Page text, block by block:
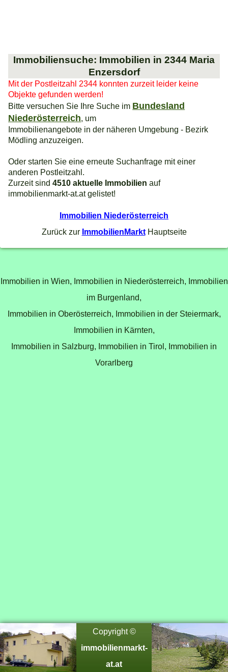
Immobiliensuche: Immobilien in 2344 Maria
Enzersdorf
Mit der Postleitzahl 2344 konnten zurzeit leider keine
Objekte gefunden werden!
Bitte versuchen Sie Ihre Suche im Bundesland
Niederösterreich, um
Immobilienangebote in der näheren Umgebung - Bezirk
Mödling anzuzeigen.
Oder starten Sie eine erneute Suchanfrage mit einer
anderen Postleitzahl.
Zurzeit sind4510 aktuelle Immobilien auf
immobilienmarkt-at.at gelistet!
Immobilien Niederösterreich
Zurück zur ImmobilienMarktHauptseite
Immobilien in Wien, Immobilien in Niederösterreich, Immobilien
im Burgenland,
Immobilien in Oberösterreich, Immobilien in der Steiermark,
Immobilien in Kärnten,
Immobilien in Salzburg, Immobilien in Tirol, Immobilien in
Vorarlberg
Copyright ©
immobilienmarkt-
at.at